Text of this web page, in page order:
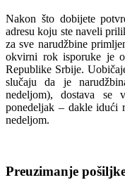
Nakon što dobijete
adresu koju ste naveli
za sve narudžbine
okvirni rok isporuke je
Republike Srbije.
slučaju da je
nedeljom), dostava
ponedeljak – dakle idući
nedeljom.
Preuzimanje